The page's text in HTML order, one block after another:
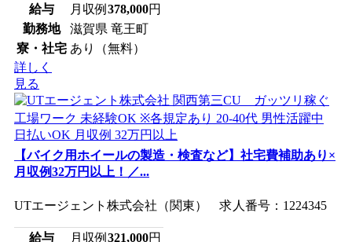
給与
月収例 378,000円
勤務地
滋賀県 竜王町
寮・社宅 あり（無料）
詳しく
見る
【バイク用ホイールの製造・検査など】社宅費補助あり×
月収例32万円以上！／...
UTエージェント株式会社（関東） 求人番号：1224345
給与 月収例 321,000円